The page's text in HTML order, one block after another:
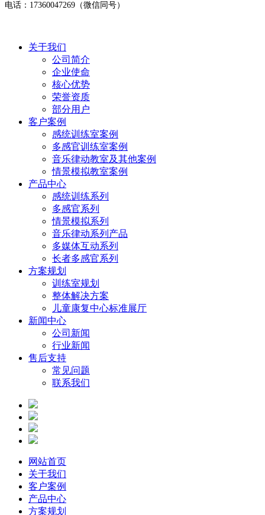
电话：17360047269（微信同号）
关于我们
公司简介
企业使命
核心优势
荣誉资质
部分用户
客户案例
感统训练室案例
多感官训练室案例
音乐律动教室及其他案例
情景模拟教室案例
产品中心
感统训练系列
多感官系列
情景模拟系列
音乐律动系列产品
多媒体互动系列
长者多感官系列
方案规划
训练室规划
整体解决方案
儿童康复中心标准展厅
新闻中心
公司新闻
行业新闻
售后支持
常见问题
联系我们
网站首页
关于我们
客户案例
产品中心
方案规划